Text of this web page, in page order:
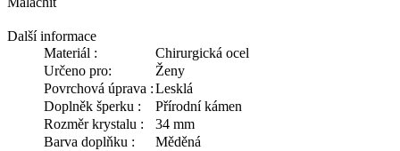
Další informace
Materiál :
Chirurgická ocel
Určeno pro:
Ženy
Povrchová úprava :Lesklá
Doplněk šperku :
Přírodní kámen
Rozměr krystalu :
34 mm
Barva doplňku :
Měděná